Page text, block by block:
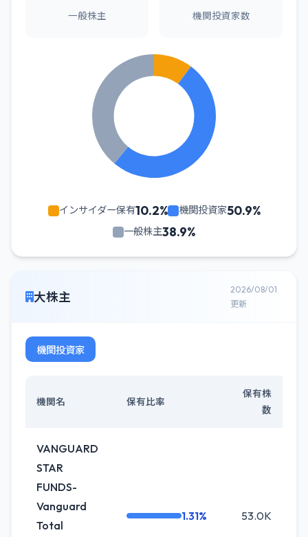
一般株主 機関投資家数
インサイダー保有10.2% 機関投資家50.9%
一般株主38.9%
大株主
2026/08/01
更新
機関投資家
機関名 保有比率
保有株
数
VANGUARD
STAR
FUNDS-
Vanguard
Total
1.31% 53.0K